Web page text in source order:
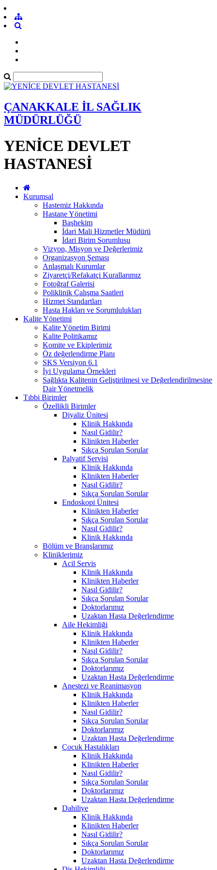
ÇANAKKALE İL SAĞLIK
MÜDÜRLÜĞÜ
YENİCE DEVLET
HASTANESİ
Kurumsal
Hastemiz Hakkında
Hastane Yönetimi
Başhekim
İdari Mali Hizmetler Müdürü
İdari Birim Sorumlusu
Vizyon, Misyon ve Değerlerimiz
Organizasyon Şeması
Anlaşmalı Kurumlar
Ziyaretçi/Refakatçi Kurallarımız
Fotoğraf Galerisi
Poliklinik Çalışma Saatleri
Hizmet Standartları
Hasta Hakları ve Sorumlulukları
Kalite Yönetimi
Kalite Yönetim Birimi
Kalite Politikamız
Komite ve Ekiplerimiz
Öz değerlendirme Planı
SKS Versiyon 6.1
İyi Uygulama Örnekleri
Sağlıkta Kalitenin Geliştirilmesi ve Değerlendirilmesine
Dair Yönetmelik
Tıbbi Birimler
Özellikli Birimler
Diyaliz Ünitesi
Klinik Hakkında
Nasıl Gidilir?
Klinikten Haberler
Sıkça Sorulan Sorular
Palyatif Servisi
Klinik Hakkında
Klinikten Haberler
Nasıl Gidilir?
Sıkça Sorulan Sorular
Endoskopi Ünitesi
Klinikten Haberler
Sıkça Sorulan Sorular
Nasıl Gidilir?
Klinik Hakkında
Bölüm ve Branşlarımız
Kliniklerimiz
Acil Servis
Klinik Hakkında
Klinikten Haberler
Nasıl Gidilir?
Sıkça Sorulan Sorular
Doktorlarımız
Uzaktan Hasta Değerlendirme
Aile Hekimliği
Klinik Hakkında
Klinikten Haberler
Nasıl Gidilir?
Sıkça Sorulan Sorular
Doktorlarımız
Uzaktan Hasta Değerlendirme
Anestezi ve Reanimasyon
Klinik Hakkında
Klinikten Haberler
Nasıl Gidilir?
Sıkça Sorulan Sorular
Doktorlarımız
Uzaktan Hasta Değerlendirme
Çocuk Hastalıkları
Klinik Hakkında
Klinikten Haberler
Nasıl Gidilir?
Sıkça Sorulan Sorular
Doktorlarımız
Uzaktan Hasta Değerlendirme
Dahiliye
Klinik Hakkında
Klinikten Haberler
Nasıl Gidilir?
Sıkça Sorulan Sorular
Doktorlarımız
Uzaktan Hasta Değerlendirme